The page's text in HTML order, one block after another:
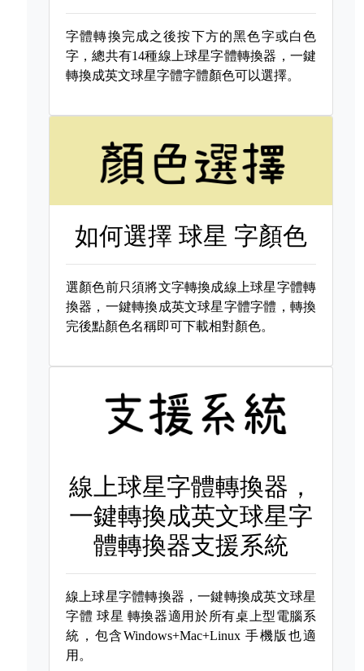
字體轉換完成之後按下方的黑色字或白色
字，總共有14種線上球星字體轉換器，一鍵
轉換成英文球星字體字體顏色可以選擇。
如何選擇球星 字顏色
選顏色前只須將文字轉換成線上球星字體轉
換器，一鍵轉換成英文球星字體字體，轉換
完後點顏色名稱即可下載相對顏色。
線上球星字體轉換器，
一鍵轉換成英文球星字
體轉換器支援系統
線上球星字體轉換器，一鍵轉換成英文球星
字體 球星 轉換器適用於所有桌上型電腦系
統，包含Windows+Mac+Linux 手機版也適
用。